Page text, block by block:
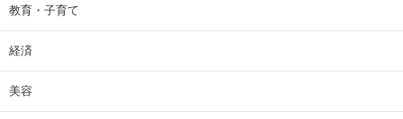
教育・子育て
経済
美容